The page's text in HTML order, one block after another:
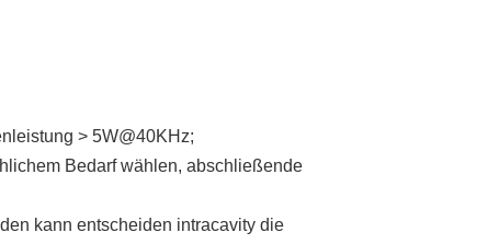
> 5W@40KHz;
Bedarf wählen, abschließende
kann entscheiden intracavity die